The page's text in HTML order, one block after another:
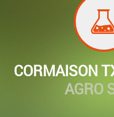
CORMAISON
AGRO